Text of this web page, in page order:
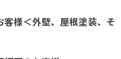
客様＜外壁、屋根塗装、そ